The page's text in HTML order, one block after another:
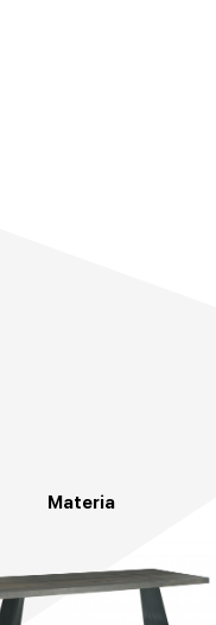
Materia